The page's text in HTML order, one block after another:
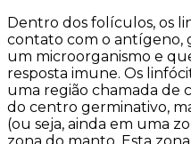
Dentro dos folículos, os
contato com o antígeno,
um microorganismo e
resposta imune. Os
uma região chamada de
do centro germinativo,
(ou seja, ainda em uma